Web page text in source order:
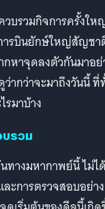
วบรวมกิจการครั้งใ
ารบินยักษ์ใหญ่สัญชา
หาจุดลงตัวกันมาอย่
ากว่าจะมาถึงวันนี้ ที่
มาบ้าง
บรวม
นทางมหากาพย์นี้ ไม่
ะการตรวจสอบอย่า